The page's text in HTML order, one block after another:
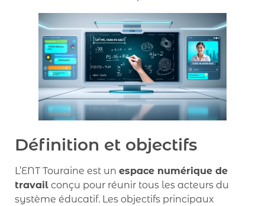
Définition et objectifs
L’ENT Touraine est un espace numérique de
travail conçu pour réunir tous les acteurs du
système éducatif. Les objectifs principaux